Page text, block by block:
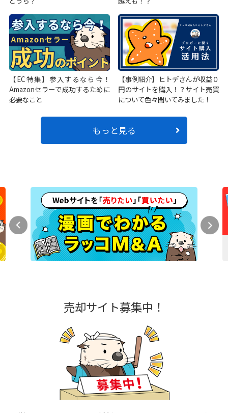
【EC特集】参入するなら今！
Amazonセラーで成功するために
必要なこと
【事例紹介】ヒトデさんが収益０
円のサイトを購入！？サイト売買
について色々聞いてみました！
もっと見る
売却サイト募集中！